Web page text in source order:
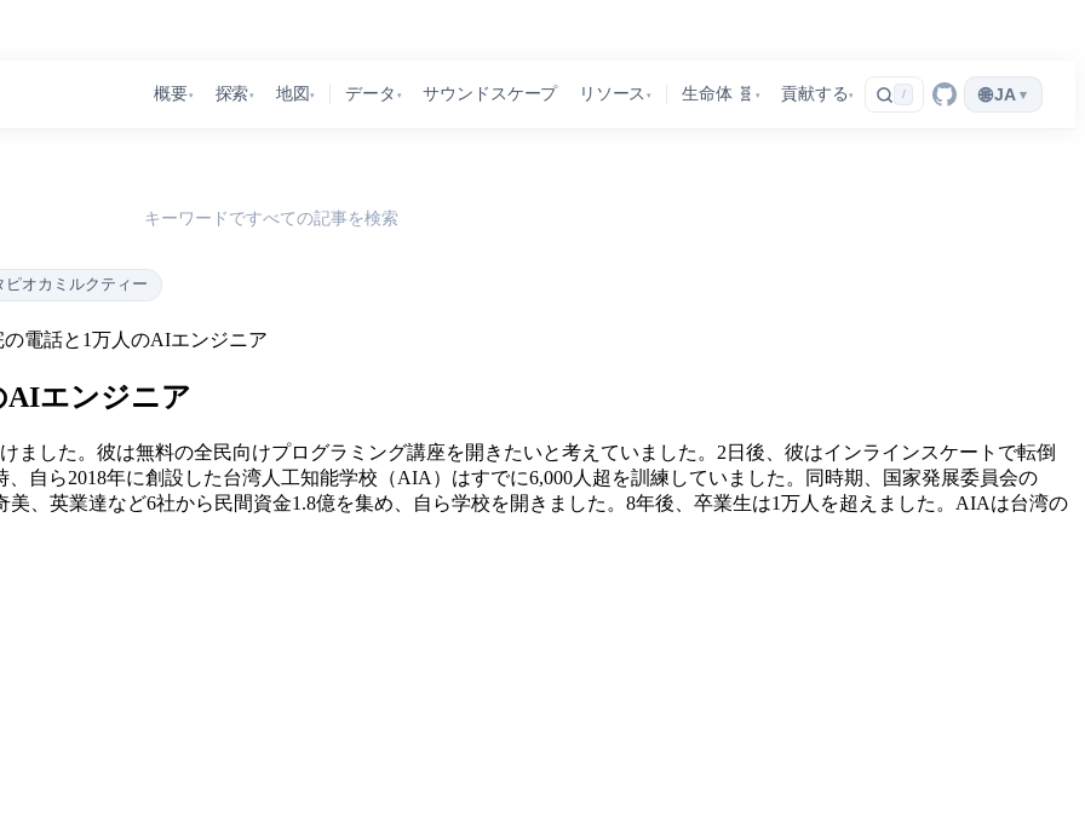
概要▾ 探索▾ 地図 ▾ データ ▾ サウンドスケープ リソース ▾ 生命体 🧬 ▾ 貢献する ▾ / 🌐 JA ▾
キーワードですべての記事を検索
ピオカミルクティー
電話と1万人のAIエンジニア
AIエンジニア
ました。彼は無料の全民向けプログラミング講座を開きたいと考えていました。2日後、彼はインラインスケートで転倒
自ら2018年に創設した台湾人工知能学校（AIA）はすでに6,000人超を訓練していました。同時期、国家発展委員会の
、英業達など6社から民間資金1.8億を集め、自ら学校を開きました。8年後、卒業生は1万人を超えました。AIAは台湾の